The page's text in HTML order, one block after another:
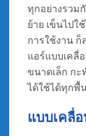
ทุกอย่างรวม
ย้าย เข็นไปใ
การใช้งาน ก็
แอร์แบบเคลื่
ขนาดเล็ก กะ
ได้ใช้ได้ทุกพื้
แบบเคลื่อ